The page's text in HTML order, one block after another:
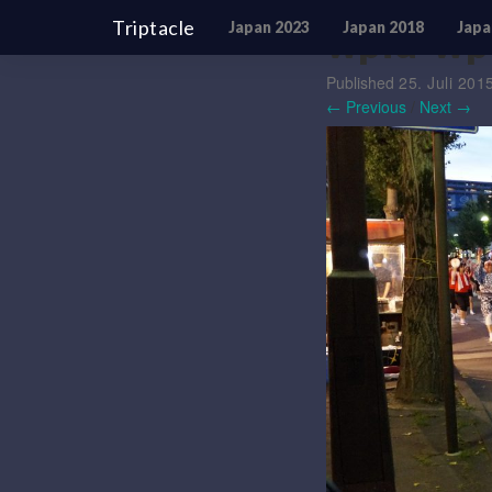
Triptacle Japan 2023 Japan 2018
wpid-
Published 25. Juli 2015
← Previous
Next →